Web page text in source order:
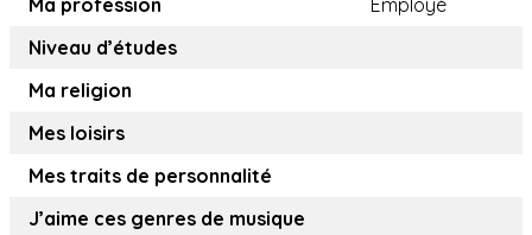
Ma profession
Employé
Niveau d’études
Ma religion
Mes loisirs
Mes traits de personnalité
J’aime ces genres de musique